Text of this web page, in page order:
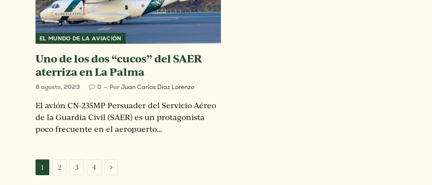
EL MUNDO DE LA AVIACIÓN
Uno de los dos “cucos” del SAER
aterriza en La Palma
8 agosto, 2023 0 PorJuan Carlos Diaz Lorenzo
El avión CN-235MP Persuader del Servicio Aéreo
de la Guardia Civil (SAER) es un protagonista
poco frecuente en el aeropuerto…
1 2 3 4 Siguiente